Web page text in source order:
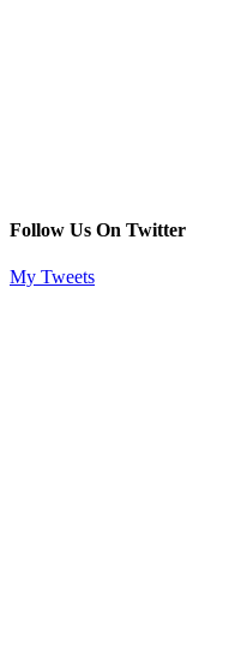
Follow Us On Twitter
My Tweets